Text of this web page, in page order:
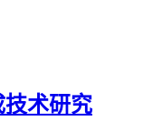
术研究